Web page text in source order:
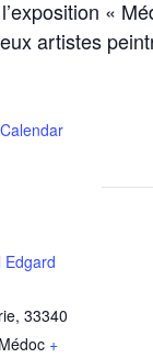
«
artistes
Edgard
, 33340
+